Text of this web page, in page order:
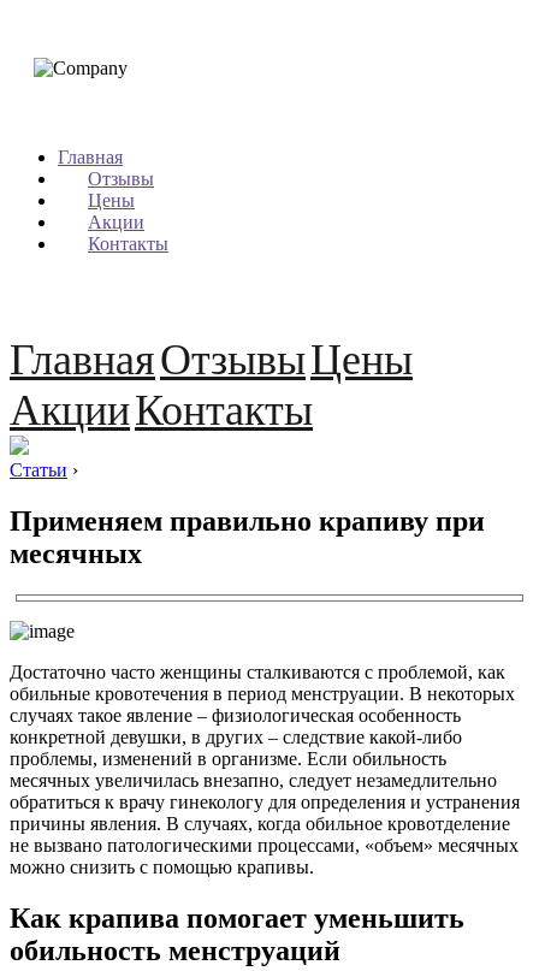
Главная
Отзывы
Цены
Акции
Контакты
ГлавнаяОтзывыЦены
АкцииКонтакты
Статьи ›
Применяем правильно крапиву при
месячных
Достаточно часто женщины сталкиваются с проблемой, как
обильные кровотечения в период менструации. В некоторых
случаях такое явление – физиологическая особенность
конкретной девушки, в других – следствие какой-либо
проблемы, изменений в организме. Если обильность
месячных увеличилась внезапно, следует незамедлительно
обратиться к врачу гинекологу для определения и устранения
причины явления. В случаях, когда обильное кровотделение
не вызвано патологическими процессами, «объем» месячных
можно снизить с помощью крапивы.
Как крапива помогает уменьшить
обильность менструаций